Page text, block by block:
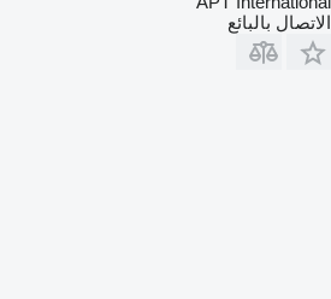
الاتصال بالبائع